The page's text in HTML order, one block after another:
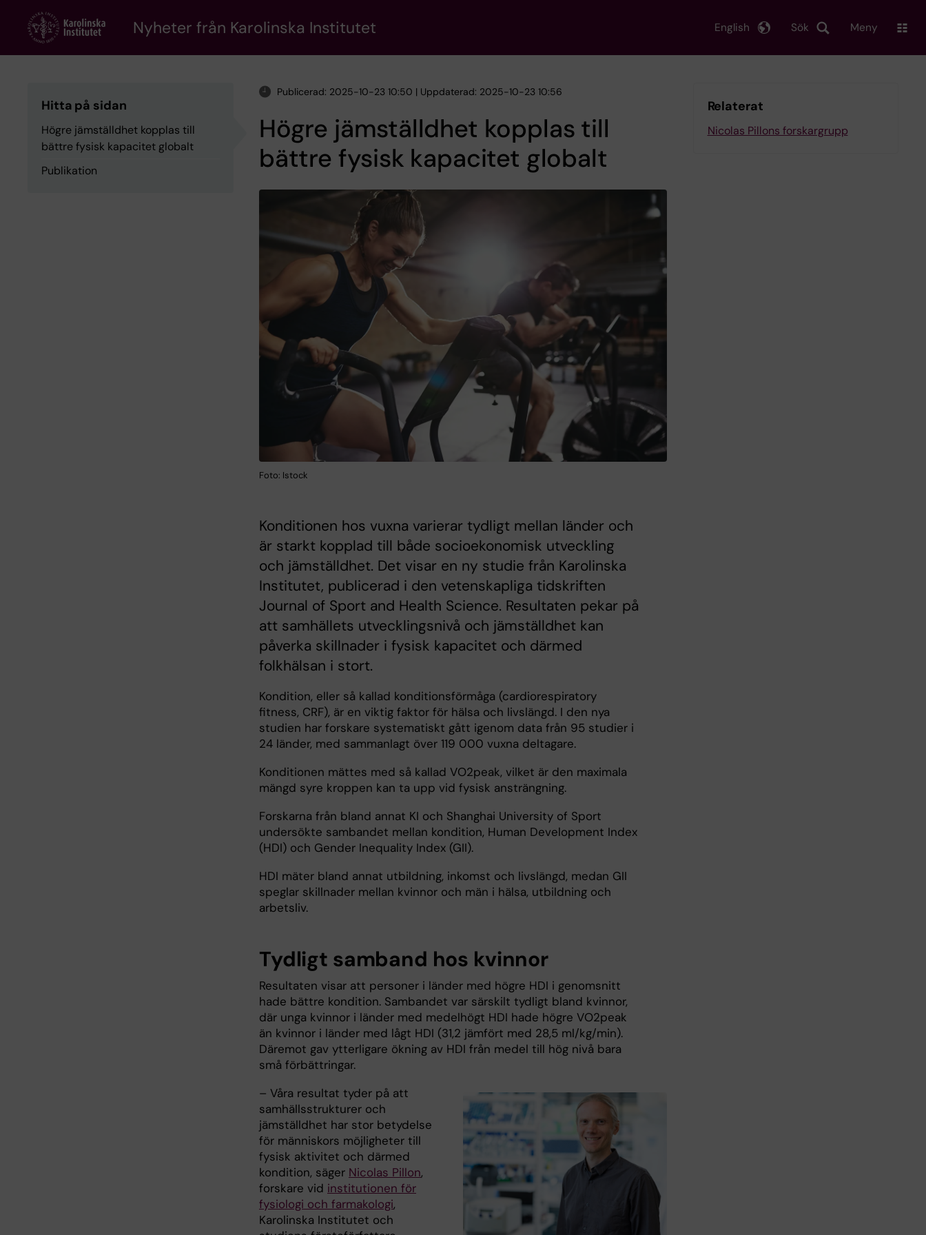
content
Nyheter från Karolinska Institutet Sök
English Meny
Hitta på sidan
Högre jämställdhet kopplas till
bättre fysisk kapacitet globalt
Publikation
Publicerad: 2025-10-23 10:50 | Uppdaterad: 2025-10-23 10:56
Högre jämställdhet kopplas till
bättre fysisk kapacitet globalt
Foto: Istock
Konditionen hos vuxna varierar tydligt mellan länder och
är starkt kopplad till både socioekonomisk utveckling
och jämställdhet. Det visar en ny studie från Karolinska
Institutet, publicerad i den vetenskapliga tidskriften
Journal of Sport and Health Science. Resultaten pekar på
att samhällets utvecklingsnivå och jämställdhet kan
påverka skillnader i fysisk kapacitet och därmed
folkhälsan i stort.
Kondition, eller så kallad konditionsförmåga (cardiorespiratory
fitness, CRF), är en viktig faktor för hälsa och livslängd. I den nya
studien har forskare systematiskt gått igenom data från 95 studier i
24 länder, med sammanlagt över 119 000 vuxna deltagare.
Konditionen mättes med så kallad VO2peak, vilket är den maximala
mängd syre kroppen kan ta upp vid fysisk ansträngning.
Forskarna från bland annat KI och Shanghai University of Sport
undersökte sambandet mellan kondition, Human Development Index
(HDI) och Gender Inequality Index (GII).
HDI mäter bland annat utbildning, inkomst och livslängd, medan GII
speglar skillnader mellan kvinnor och män i hälsa, utbildning och
arbetsliv.
Tydligt samband hos kvinnor
Resultaten visar att personer i länder med högre HDI i genomsnitt
hade bättre kondition. Sambandet var särskilt tydligt bland kvinnor,
där unga kvinnor i länder med medelhögt HDI hade högre VO2peak
än kvinnor i länder med lågt HDI (31,2 jämfört med 28,5 ml/kg/min).
Däremot gav ytterligare ökning av HDI från medel till hög nivå bara
små förbättringar.
– Våra resultat tyder på att
samhällsstrukturer och
jämställdhet har stor betydelse
för människors möjligheter till
fysisk aktivitet och därmed
kondition, säger Nicolas Pillon,
forskare vid institutionen för
fysiologi och farmakologi,
Karolinska Institutet och
Relaterat
Nicolas Pillons forskargrupp